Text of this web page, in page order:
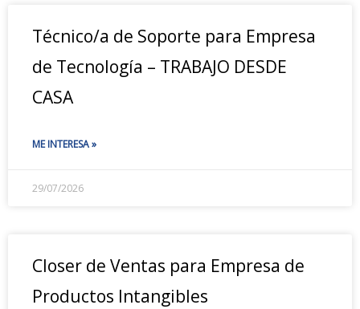
Técnico/a de Soporte para Empresa
de Tecnología – TRABAJO DESDE
CASA
ME INTERESA »
29/07/2026
Closer de Ventas para Empresa de
Productos Intangibles